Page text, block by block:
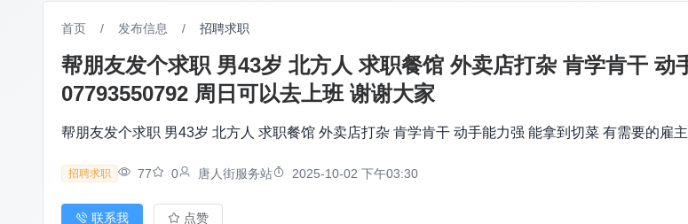
首页 / 发布信息 / 招聘求职
帮朋友发个求职 男43岁 北方人 求职餐馆 外卖店打杂 肯学肯干
07793550792 周日可以去上班 谢谢大家
帮朋友发个求职 男43岁 北方人 求职餐馆 外卖店打杂 肯学肯干 动手能力强 能拿到切菜 有需要的雇
招聘求职 77 0 唐人街服务站 2025-10-02 下午03:30
联系我 点赞